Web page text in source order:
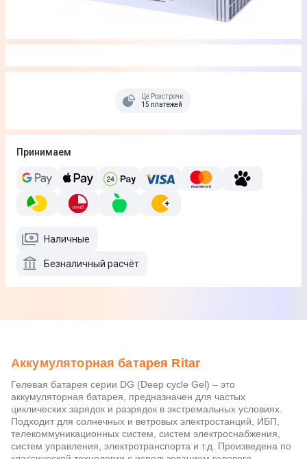
Це Розстрочка
15 платежей
Принимаем
Наличные
Безналичный расчёт
Аккумуляторная батарея Ritar
Гелевая батарея серии DG (Deep cycle Gel) – это
аккумуляторная батарея, предназначен для частых
циклических зарядок и разрядок в экстремальных условиях.
Подходит для солнечных и ветровых электростанций, ИБП,
телекоммуникационных систем, систем электроснабжения,
систем управления, электротранспорта и т.д. Произведена по